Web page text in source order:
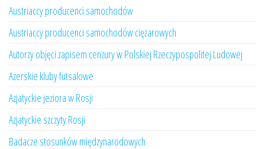
Austriaccy producenci samochodów
Austriaccy producenci samochodów ciężarowych
Autorzy objęci zapisem cenzury w Polskiej Rzeczypospolitej Ludowej
Azerskie kluby futsalowe
Azjatyckie jeziora w Rosji
Azjatyckie szczyty Rosji
Badacze stosunków międzynarodowych